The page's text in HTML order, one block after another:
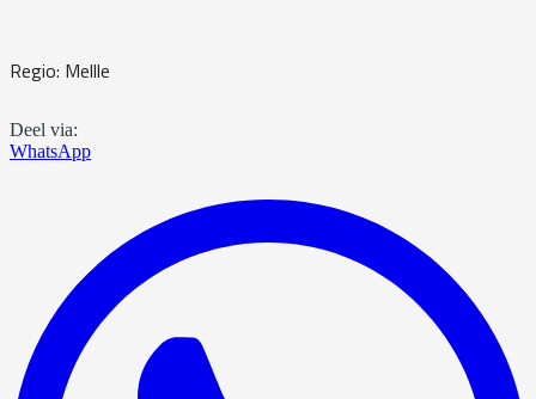
Regio: Mellle
Deel via:
WhatsApp